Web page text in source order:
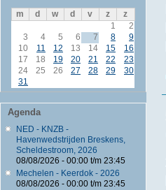
m d w d v z
z
1
2
3
4 5 6 7 8
9
10
11 12 13 14 15
16
17
18 19 20 21 22
23
24
25 26 27 28 29
30
31
Agenda
NED - KNZB -
Havenwedstrijden Breskens,
Scheldestroom, 2026
08/08/2026 - 00:00t/m 23:45
Mechelen - Keerdok - 2026
08/08/2026 - 00:00t/m 23:45